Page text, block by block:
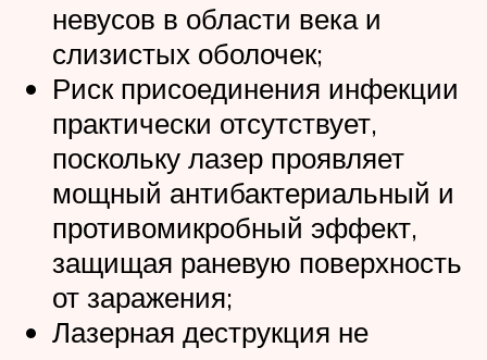
невусов в области века и
слизистых оболочек;
Риск присоединения инфекции
практически отсутствует,
поскольку лазер проявляет
мощный антибактериальный и
противомикробный эффект,
защищая раневую поверхность
от заражения;
Лазерная деструкция не